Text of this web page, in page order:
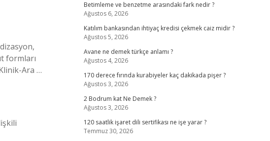
formları
Ara …
Betimleme ve benzetme arasındaki fark nedir ?
Ağustos 6, 2026
Katılım bankasından ihtiyaç kredisi çekmek caiz midir ?
Ağustos 5, 2026
Avane ne demek türkçe anlamı ?
Ağustos 4, 2026
170 derece fırında kurabiyeler kaç dakikada pişer ?
Ağustos 3, 2026
2 Bodrum kat Ne Demek ?
Ağustos 3, 2026
120 saatlik işaret dili sertifikası ne işe yarar ?
Temmuz 30, 2026